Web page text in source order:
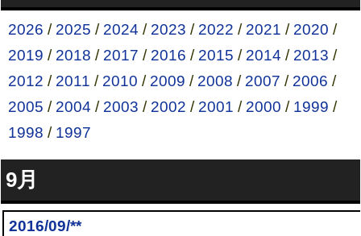
2026 / 2025 / 2024 / 2023 / 2022 / 2021 / 2020 /
2019 / 2018 / 2017 / 2016 / 2015 / 2014 / 2013 /
2012 / 2011 / 2010 / 2009 / 2008 / 2007 / 2006 /
2005 / 2004 / 2003 / 2002 / 2001 / 2000 / 1999 /
1998 / 1997
9月
2016/09/**